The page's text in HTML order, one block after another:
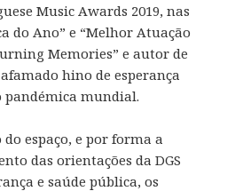
Music Awards 2019, nas
do Ano” e “Melhor Atuação
Memories” e autor de
hino de esperança
pandémica mundial.
espaço, e por forma a
das orientações da DGS
e saúde pública, os